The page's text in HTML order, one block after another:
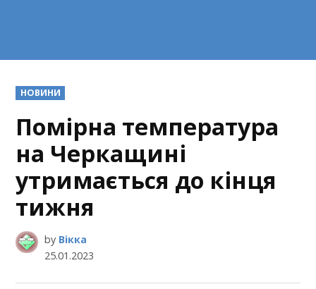
POSTED
IN
НОВИНИ
Помірна температура
на Черкащині
утримається до кінця
тижня
by Вікка
25.01.2023